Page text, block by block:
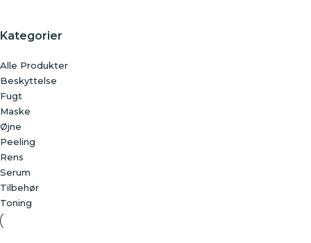
Kategorier
Alle Produkter
Beskyttelse
Fugt
Maske
Øjne
Peeling
Rens
Serum
Tilbehør
Toning